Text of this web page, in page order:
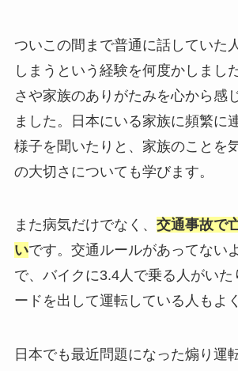
ついこの間まで普通に話していた
しまうという経験を何度かしまし
さや家族のありがたみを心から感
ました。日本にいる家族に頻繁に
様子を聞いたりと、家族のことを
の大切さについても学びます。
また病気だけでなく、 交通事故で
いです。交通ルールがあってない
で、バイクに3.4人で乗る人がい
ードを出して運転している人もよ
日本でも最近問題になった煽り運